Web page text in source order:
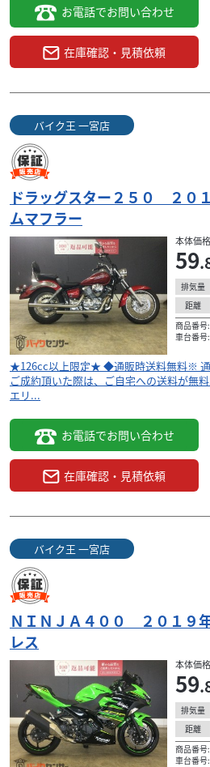
お電話でお問い合わせ
在庫確認・見積依頼
バイク王 一宮店
ドラッグスター２５０ ２０
ムマフラー
本体価
59
排気量
距離
商品番
車台番号
★126cc以上限定★ ◆通販時送料無料※ 通
ご成約頂いた際は、ご自宅への送料が無
エリ...
お電話でお問い合わせ
在庫確認・見積依頼
バイク王 一宮店
ＮＩＮＪＡ４００ ２０１９
レス
本体価
59
排気量
距離
商品番
車台番号